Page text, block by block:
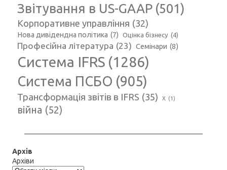
Звітування в US-GAAP (501)
Корпоративне управління (32)
Нова дивідендна політика (7) Оцінка бізнесу (4)
Професійна література (23) Семінари (8)
Система IFRS (1286)
Система ПСБО (905)
Трансформація звітів в IFRS (35) Х (1)
війна (52)
Архів
Архіви